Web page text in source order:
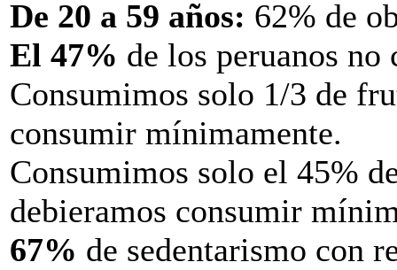
De 20 a 59 años: 62% de
El 47% de los peruanos
Consumimos solo 1/3 de
consumir mínimamente.
Consumimos solo el 45%
debieramos consumir
67% de sedentarismo con